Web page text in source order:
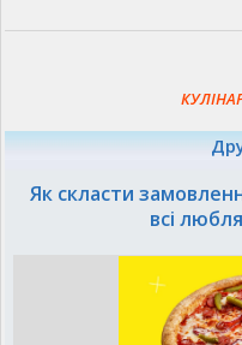
Як скласти
всі